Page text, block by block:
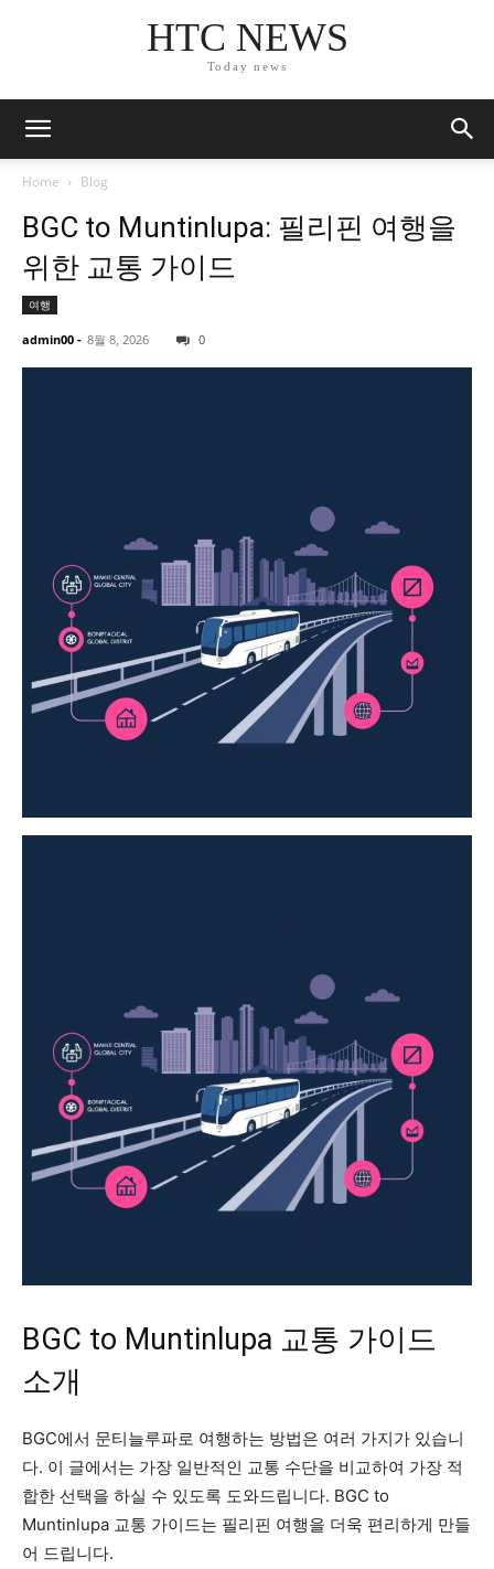
HTC NEWS
Today news
Home Blog
BGC to Muntinlupa: 필리핀 여행을
위한 교통 가이드
여행
admin00 - 8월 8, 2026 0
BGC to Muntinlupa 교통 가이드
소개
BGC에서 문티늘루파로 여행하는 방법은 여러 가지가 있습니
다. 이 글에서는 가장 일반적인 교통 수단을 비교하여 가장 적
합한 선택을 하실 수 있도록 도와드립니다. BGC to
Muntinlupa 교통 가이드는 필리핀 여행을 더욱 편리하게 만들
어 드립니다.